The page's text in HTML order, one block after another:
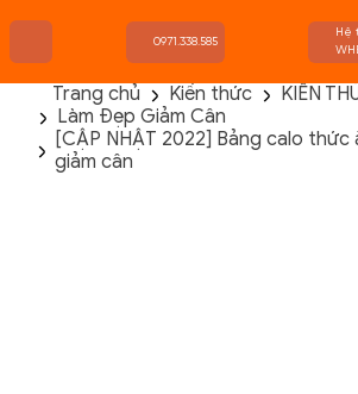
TRANG CHỦ
FLASH SALE
THANH LÝ
0971.338.585
Hệ
Trang chủ Kiến thức
KIẾN
Làm Đẹp Giảm Cân
[CẬP NHẬT 2022] Bảng calo thức
giảm cân